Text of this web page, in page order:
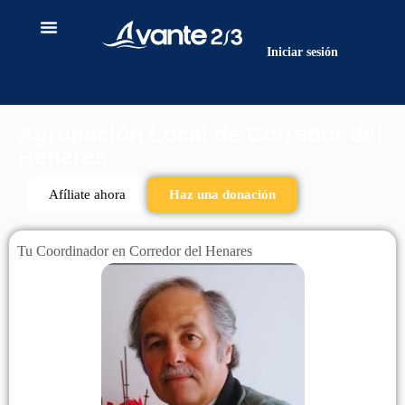
Iniciar sesión
Afíliate ahora Haz una donación
Tu Coordinador en Corredor del Henares